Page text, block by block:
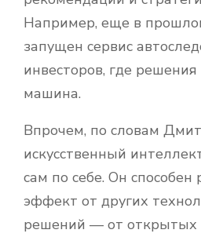
Например, еще в
запущен сервис
инвесторов, где
машина.
Впрочем, по словам
искусственный
сам по себе. Он способен
эффект от других
решений — от открытых